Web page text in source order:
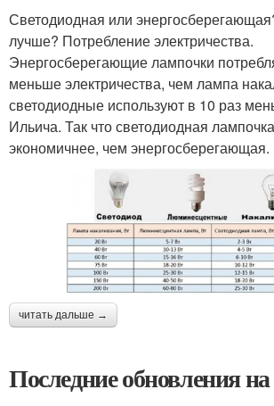
Светодиодная или
лучше? Потребление электричества.
Энергосберегающие лампочки
меньше электричества, чем лампа
светодиодные используют в 10 раз
Ильича. Так что светодиодная
экономичнее, чем энергосберегающая.
читать дальше →
Последние обновления на